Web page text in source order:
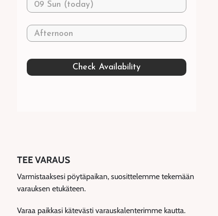
TEE VARAUS
Varmistaaksesi pöytäpaikan, suosittelemme tekemään
varauksen etukäteen.
Varaa paikkasi kätevästi varauskalenterimme kautta.